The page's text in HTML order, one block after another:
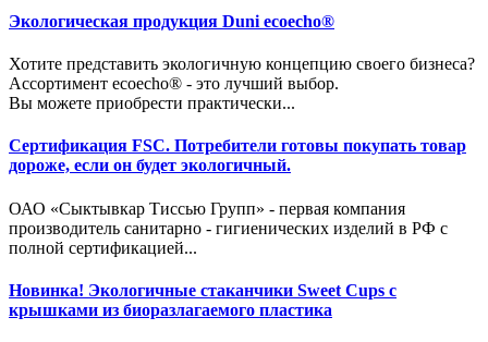
Экологическая продукция Duni ecoecho®
Хотите представить экологичную концепцию своего бизнеса?
Ассортимент ecoecho® - это лучший выбор.
Вы можете приобрести практически...
Сертификация FSC. Потребители готовы покупать товар
дороже, если он будет экологичный.
ОАО «Сыктывкар Тиссью Групп» - первая компания
производитель санитарно - гигиенических изделий в РФ с
полной сертификацией...
Новинка! Экологичные стаканчики Sweet Cups с
крышками из биоразлагаемого пластика